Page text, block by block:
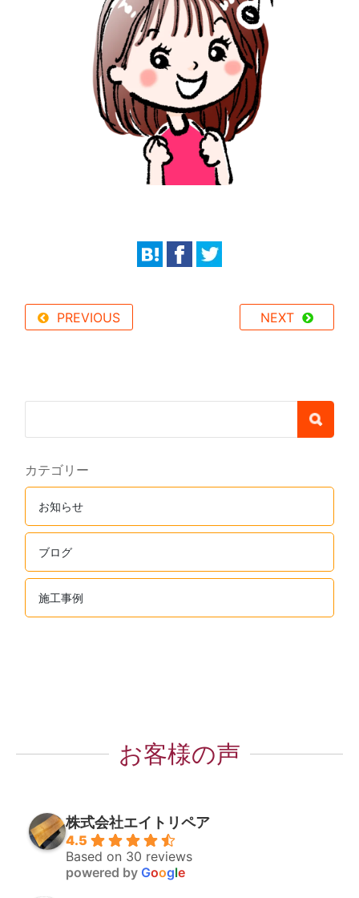
PREVIOUS NEXT
カテゴリー
お知らせ
ブログ
施工事例
お客様の声
株式会社エイトリペア
4.5
Based on 30 reviews
powered by Google